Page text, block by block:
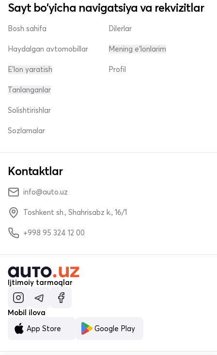
Sayt bo'yicha navigatsiya va rekvizitlar
Bosh sahifa
Haydalgan avtomobillar
E'lon yaratish
Dilerlar
Mening e'lonlarim
Profil
Tanlanganlar
Solishtirishlar
Sozlamalar
Kontaktlar
info@auto.uz
Toshkent sh., Shahrisabz k., 16/1
+998 95 324 12 00
Ijtimoiy tarmoqlar
Mobil ilova
App Store
Google Play